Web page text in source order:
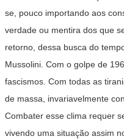
se, pouco importando aos
verdade ou mentira dos que
retorno, dessa busca do
Mussolini. Com o golpe de
fascismos. Com todas as
de massa, invariavelmente
Combater esse clima requer
vivendo uma situação assim